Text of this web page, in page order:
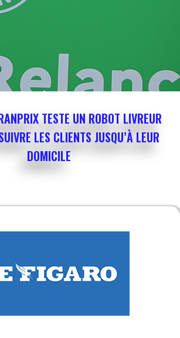
TESTE UN ROBOT LIVREUR
LES CLIENTS JUSQU’À LEUR
DOMICILE